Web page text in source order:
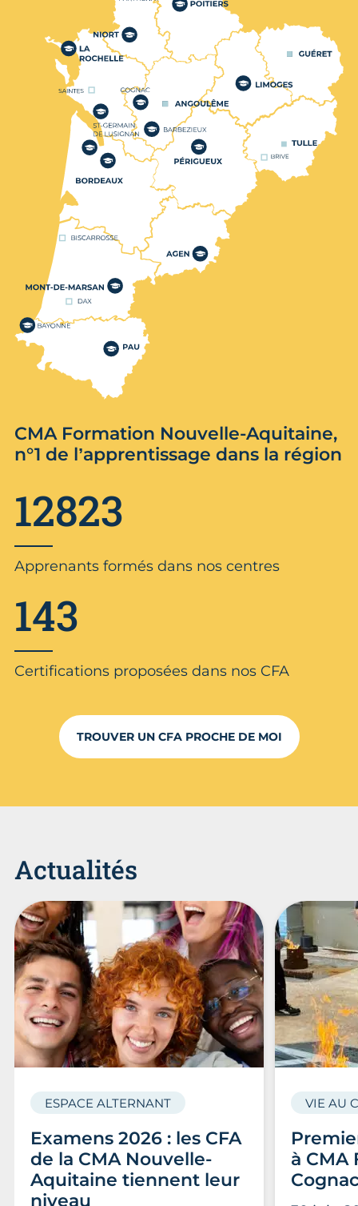
CMA Formation Nouvelle-Aquitaine,
n°1 de l’apprentissage dans la région
12823
Apprenants formés dans nos centres
143
Certifications proposées dans nos CFA
TROUVER UN CFA PROCHE DE MOI
Actualités
Examens 2026 : les CFA
de la CMA Nouvelle-
Aquitaine tiennent leur
niveau
ESPACE ALTERNANT
à CMA
VIE AU